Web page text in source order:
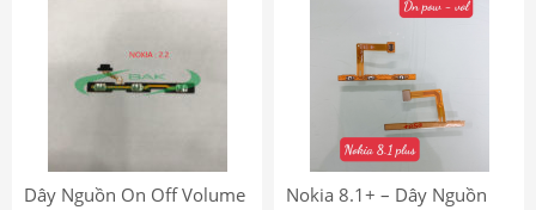
Dây Nguồn On Off Volume
Nokia 8.1+ – Dây Nguồn